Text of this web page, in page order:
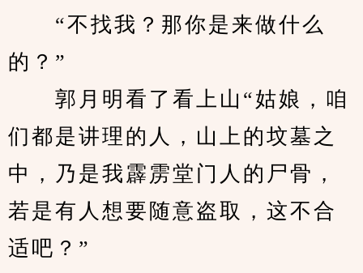
“不找我？那你是来做什么
的？”
郭月明看了看上山“姑娘，咱
们都是讲理的人，山上的坟墓之
中，乃是我霹雳堂门人的尸骨，
若是有人想要随意盗取，这不合
适吧？”